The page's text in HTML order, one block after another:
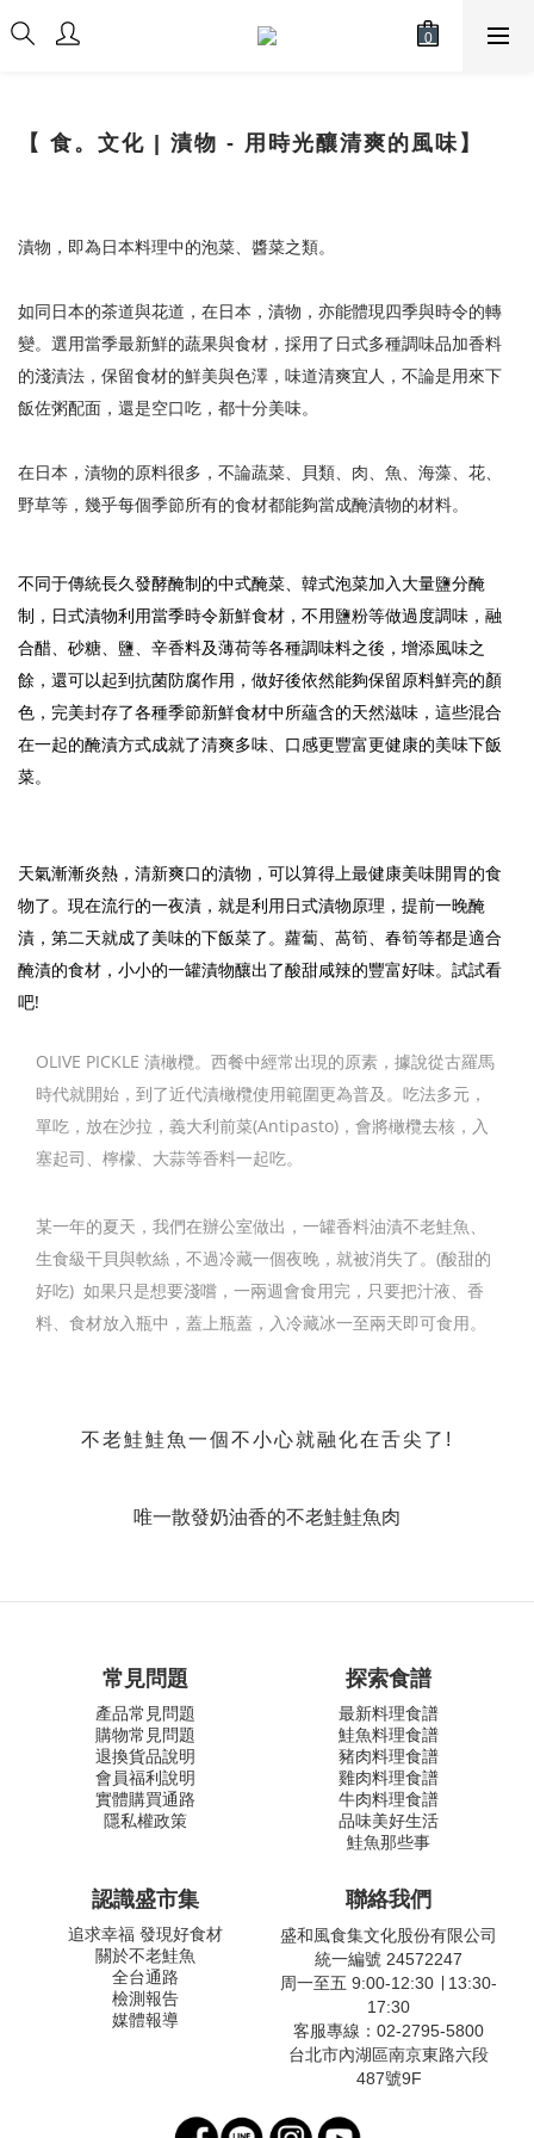
【 食。文化 | 漬物 - 用時光釀清爽的風味】
漬物，即為日本料理中的泡菜、醬菜之類。
如同日本的茶道與花道，在日本，漬物，亦能體現四季與時令的轉
變。選用當季最新鮮的蔬果與食材，採用了日式多種調味品加香料
的淺漬法，保留食材的鮮美與色澤，味道清爽宜人，不論是用來下
飯佐粥配面，還是空口吃，都十分美味。
在日本，漬物的原料很多，不論蔬菜、貝類、肉、魚、海藻、花、
野草等，幾乎每個季節所有的食材都能夠當成醃漬物的材料。
不同于傳統長久發酵醃制的中式醃菜、韓式泡菜加入大量鹽分醃
制，日式漬物利用當季時令新鮮食材，不用鹽粉等做過度調味，融
合醋、砂糖、鹽、辛香料及薄荷等各種調味料之後，增添風味之
餘，還可以起到抗菌防腐作用，做好後依然能夠保留原料鮮亮的顏
色，完美封存了各種季節新鮮食材中所蘊含的天然滋味，這些混合
在一起的醃漬方式成就了清爽多味、口感更豐富更健康的美味下飯
菜。
天氣漸漸炎熱，清新爽口的漬物，可以算得上最健康美味開胃的食
物了。現在流行的一夜漬，就是利用日式漬物原理，提前一晚醃
漬，第二天就成了美味的下飯菜了。蘿蔔、萵筍、春筍等都是適合
醃漬的食材，小小的一罐漬物釀出了酸甜咸辣的豐富好味。試試看
吧!
OLIVE PICKLE 漬橄欖。西餐中經常出現的原素，據說從古羅馬
時代就開始，到了近代漬橄欖使用範圍更為普及。吃法多元，
單吃，放在沙拉，義大利前菜(Antipasto)，會將橄欖去核，入
塞起司、檸檬、大蒜等香料一起吃。
某一年的夏天，我們在辦公室做出，一罐香料油漬不老鮭魚、
生食級干貝與軟絲，不過冷藏一個夜晚，就被消失了。(酸甜的
好吃) 如果只是想要淺嚐，一兩週會食用完，只要把汁液、香
料、食材放入瓶中，蓋上瓶蓋，入冷藏冰一至兩天即可食用。
不老鮭鮭魚一個不小心就融化在舌尖了!
唯一散發奶油香的不老鮭鮭魚肉
常見問題
產品常見問題
購物常見問題
退換貨品說明
會員福利說明
實體購買通路
隱私權政策
探索食譜
最新料理食譜
鮭魚料理食譜
豬肉料理食譜
雞肉料理食譜
牛肉料理食譜
品味美好生活
鮭魚那些事
認識盛市集
追求幸福 發現好食材
關於不老鮭魚
全台通路
檢測報告
媒體報導
聯絡我們
盛和風食集文化股份有限公司
統一編號 24572247
周一至五 9:00-12:30 ∣ 13:30-
17:30
客服專線：02-2795-5800
台北市內湖區南京東路六段
487號9F